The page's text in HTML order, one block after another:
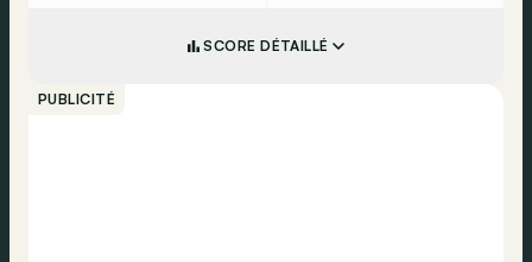
SCORE DÉTAILLÉ
PUBLICITÉ